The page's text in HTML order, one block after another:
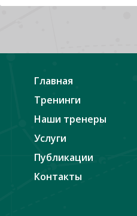
Главная
Тренинги
Наши тренеры
Услуги
Публикации
Контакты